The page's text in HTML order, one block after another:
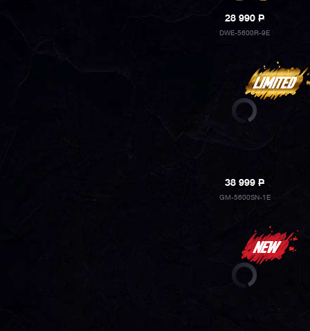
28 990P
DWE-5600R-9E
38 999P
GM-5600SN-1E